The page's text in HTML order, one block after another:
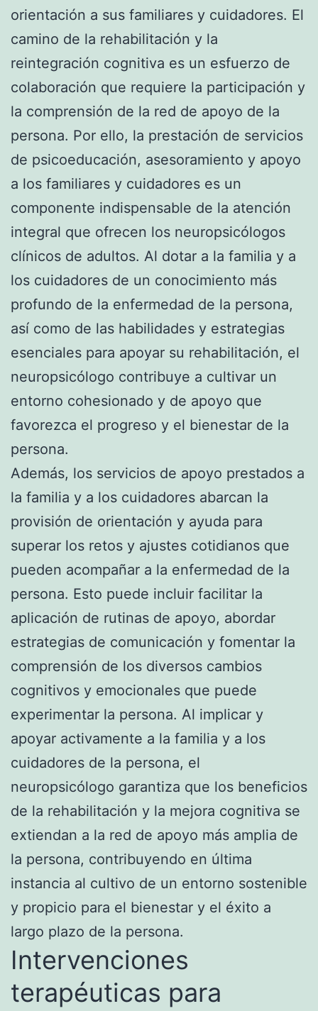
orientación a sus familiares y cuidadores. El
camino de la rehabilitación y la
reintegración cognitiva es un esfuerzo de
colaboración que requiere la participación y
la comprensión de la red de apoyo de la
persona. Por ello, la prestación de servicios
de psicoeducación, asesoramiento y apoyo
a los familiares y cuidadores es un
componente indispensable de la atención
integral que ofrecen los neuropsicólogos
clínicos de adultos. Al dotar a la familia y a
los cuidadores de un conocimiento más
profundo de la enfermedad de la persona,
así como de las habilidades y estrategias
esenciales para apoyar su rehabilitación, el
neuropsicólogo contribuye a cultivar un
entorno cohesionado y de apoyo que
favorezca el progreso y el bienestar de la
persona.
Además, los servicios de apoyo prestados a
la familia y a los cuidadores abarcan la
provisión de orientación y ayuda para
superar los retos y ajustes cotidianos que
pueden acompañar a la enfermedad de la
persona. Esto puede incluir facilitar la
aplicación de rutinas de apoyo, abordar
estrategias de comunicación y fomentar la
comprensión de los diversos cambios
cognitivos y emocionales que puede
experimentar la persona. Al implicar y
apoyar activamente a la familia y a los
cuidadores de la persona, el
neuropsicólogo garantiza que los beneficios
de la rehabilitación y la mejora cognitiva se
extiendan a la red de apoyo más amplia de
la persona, contribuyendo en última
instancia al cultivo de un entorno sostenible
y propicio para el bienestar y el éxito a
largo plazo de la persona.
Intervenciones
terapéuticas para